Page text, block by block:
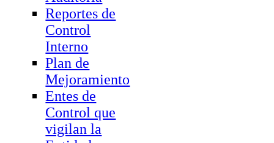
Reportes de
Control
Interno
Plan de
Mejoramiento
Entes de
Control que
vigilan la